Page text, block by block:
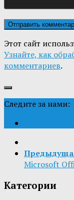
Этот сайт
Узнайте, как
комментариев.
Следите за нами:
Microsoft
Категории